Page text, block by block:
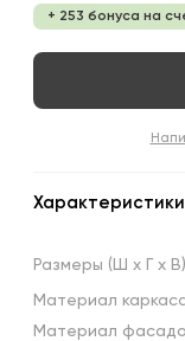
+ 253 бонуса на
Характеристики
Размеры (Ш х х В)
Материал
Материал